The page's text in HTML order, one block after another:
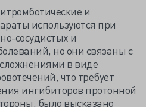
и
используются при
сосудистых и
но они связаны с
в виде
что требует
ингибиторов протонной
было высказано